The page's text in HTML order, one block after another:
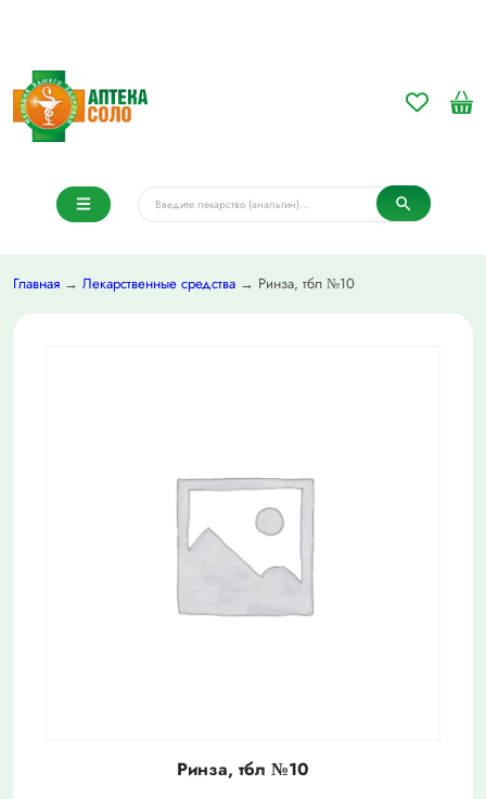
Главная → Лекарственные средства → Ринза, тбл №10
Ринза, тбл №10